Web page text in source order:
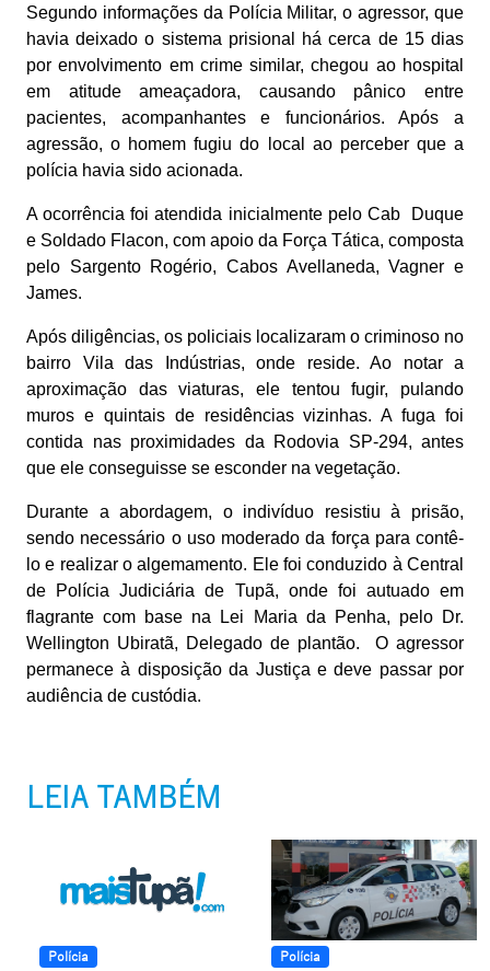
Segundo informações da Polícia Militar, o agressor, que
havia deixado o sistema prisional há cerca de 15 dias
por envolvimento em crime similar, chegou ao hospital
em atitude ameaçadora, causando pânico entre
pacientes, acompanhantes e funcionários. Após a
agressão, o homem fugiu do local ao perceber que a
polícia havia sido acionada.
A ocorrência foi atendida inicialmente pelo Cab Duque
e Soldado Flacon, com apoio da Força Tática, composta
pelo Sargento Rogério, Cabos Avellaneda, Vagner e
James.
Após diligências, os policiais localizaram o criminoso no
bairro Vila das Indústrias, onde reside. Ao notar a
aproximação das viaturas, ele tentou fugir, pulando
muros e quintais de residências vizinhas. A fuga foi
contida nas proximidades da Rodovia SP-294, antes
que ele conseguisse se esconder na vegetação.
Durante a abordagem, o indivíduo resistiu à prisão,
sendo necessário o uso moderado da força para contê-
lo e realizar o algemamento. Ele foi conduzido à Central
de Polícia Judiciária de Tupã, onde foi autuado em
flagrante com base na Lei Maria da Penha, pelo Dr.
Wellington Ubiratã, Delegado de plantão. O agressor
permanece à disposição da Justiça e deve passar por
audiência de custódia.
LEIA TAMBÉM
Polícia Polícia